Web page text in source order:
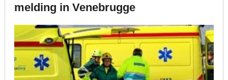
melding in Venebrugge